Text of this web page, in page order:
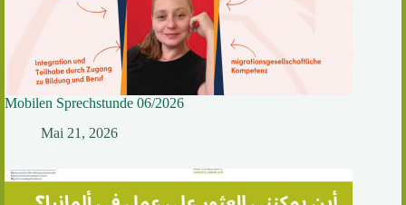
Mobilen Sprechstunde 06/2026
Mai 21, 2026